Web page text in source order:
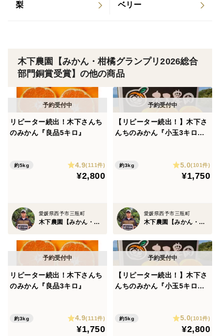
梨 ベリー
木下農園【みかん・柑橘グランプリ2026総合
部門銅賞受賞】の他の商品
リピーター続出！木下さんち
のみかん『良品5キロ』
約5kg 4.9(111件)
¥2,800
愛媛県西予市三瓶町
木下農園【みかん・柑橘グランプリ2026総合部門銅賞受賞】
【リピーター続出！】木下さ
んちのみかん『小玉3キロ』
約3kg 5.0(101件)
¥1,750
愛媛県西予市三瓶町
木下農園【みかん・柑橘グランプリ2026総合部門銅賞受賞】
リピーター続出！木下さんち
のみかん『良品3キロ』
約3kg 4.9(111件)
¥1,750
【リピーター続出！】木下さ
んちのみかん『小玉5キロ』
約5kg 5.0(101件)
¥2,800